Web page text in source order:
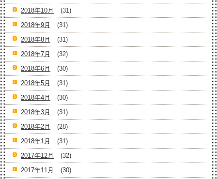
2018年10月
(31)
2018年9月
(31)
2018年8月
(31)
2018年7月
(32)
2018年6月
(30)
2018年5月
(31)
2018年4月
(30)
2018年3月
(31)
2018年2月
(28)
2018年1月
(31)
2017年12月
(32)
2017年11月
(30)